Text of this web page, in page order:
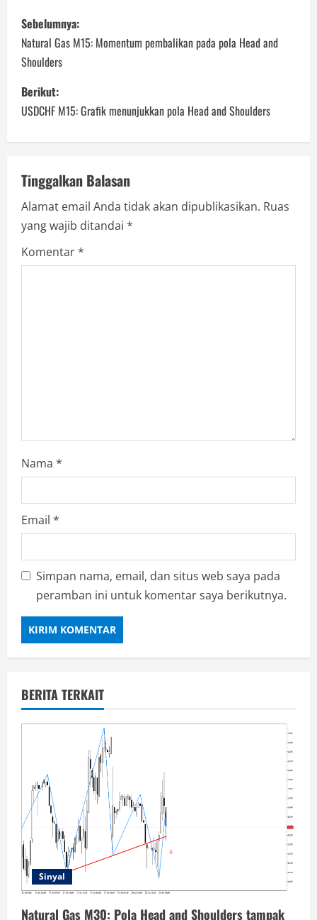
P
o
s
t
n
a
v
i
g
Sebelumnya:
Natural Gas M15: Momentum pembalikan pada pola Head and
Shoulders
Berikut:
USDCHF M15: Grafik menunjukkan pola Head and Shoulders
Tinggalkan Balasan
Alamat email Anda tidak akan dipublikasikan. Ruas
yang wajib ditandai *
Komentar*
Nama *
Email *
Simpan nama, email, dan situs web saya pada
peramban ini untuk komentar saya berikutnya.
BERITA TERKAIT
Sinyal
Natural Gas M30: Pola Head and Shoulders tampak